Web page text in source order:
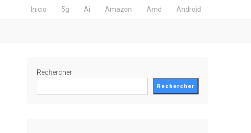
Inicio 5g Ai Amazon Amd Android
Rechercher
Rechercher